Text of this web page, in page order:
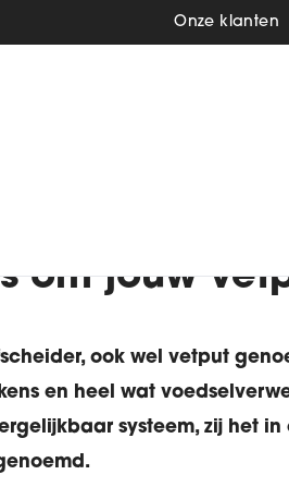
Onze klanten
om jouw
ook wel vetput
en heel wat
systeem, zij het